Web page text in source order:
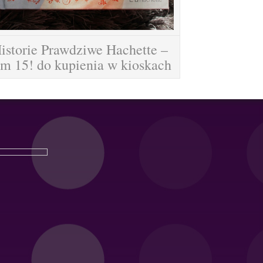
Prawdziwe Hachette –
15! do kupienia w kioskach